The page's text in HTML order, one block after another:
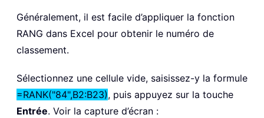
Généralement, il est facile d’appliquer la fonction
RANG dans Excel pour obtenir le numéro de
classement.
Sélectionnez une cellule vide, saisissez-y la formule
=RANK("84",B2:B23), puis appuyez sur la touche
Entrée. Voir la capture d’écran :